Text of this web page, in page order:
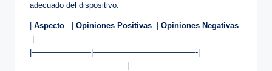
adecuado del dispositivo.
Aspecto Opiniones ⁤Positivas Opiniones Negativas
|———————–|—————————————-|
————————————-|